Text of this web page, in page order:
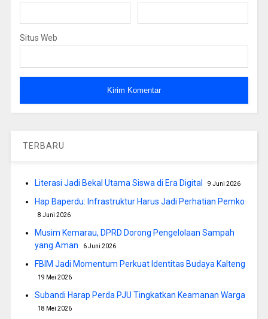
Situs Web
TERBARU
Literasi Jadi Bekal Utama Siswa di Era Digital 9 Juni 2026
Hap Baperdu: Infrastruktur Harus Jadi Perhatian Pemko
8 Juni 2026
Musim Kemarau, DPRD Dorong Pengelolaan Sampah
yang Aman
6 Juni 2026
FBIM Jadi Momentum Perkuat Identitas Budaya Kalteng
19 Mei 2026
Subandi Harap Perda PJU Tingkatkan Keamanan Warga
18 Mei 2026